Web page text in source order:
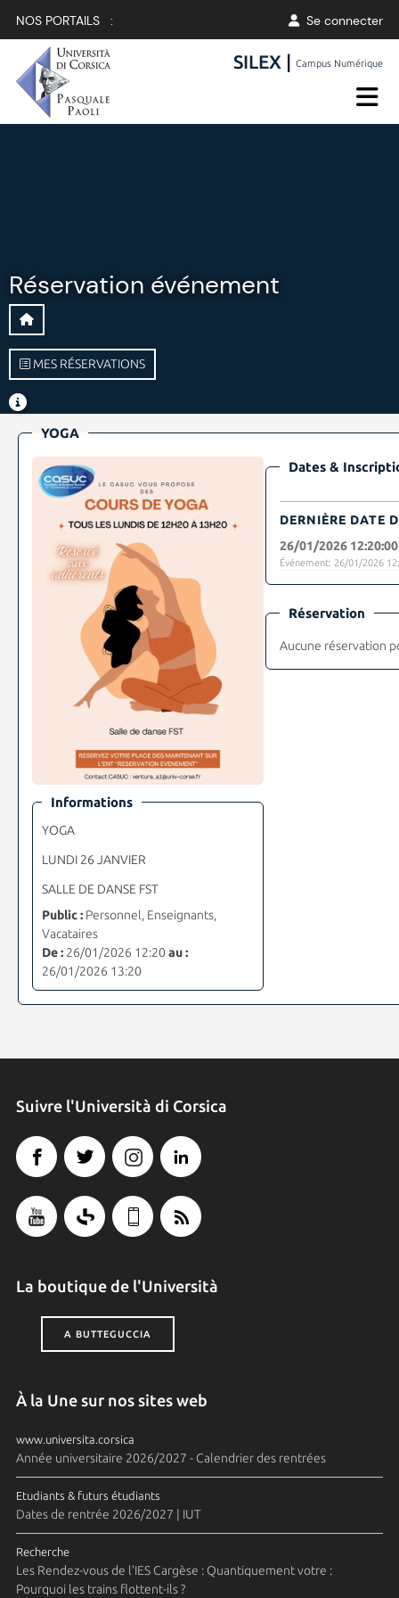
NOS PORTAILS : Se connecter
SILEX |Campus Numérique
Réservation événement
MES RÉSERVATIONS
YOGA
Informations
YOGA
LUNDI 26 JANVIER
SALLE DE DANSE FST
Public :Personnel, Enseignants,
Vacataires
De :26/01/2026 12:20 au :
26/01/2026 13:20
Dates &
DERNIÈRE DATE
26/01/2026 12:20:00
Événement: 26/01/2026
Réservation
Aucune réservation
Suivre l'Università di Corsica
La boutique de l'Università
A BUTTEGUCCIA
À la Une sur nos sites web
www.universita.corsica
Année universitaire 2026/2027 - Calendrier des rentrées
Etudiants & futurs étudiants
Dates de rentrée 2026/2027 | IUT
Recherche
Les Rendez-vous de l'IES Cargèse : Quantiquement votre :
Pourquoi les trains flottent-ils ?